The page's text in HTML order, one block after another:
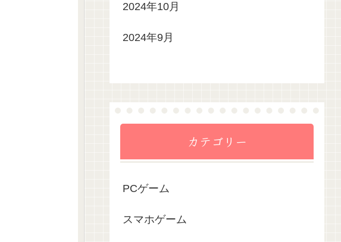
2024年10月
2024年9月
カテゴリー
PCゲーム
スマホゲーム